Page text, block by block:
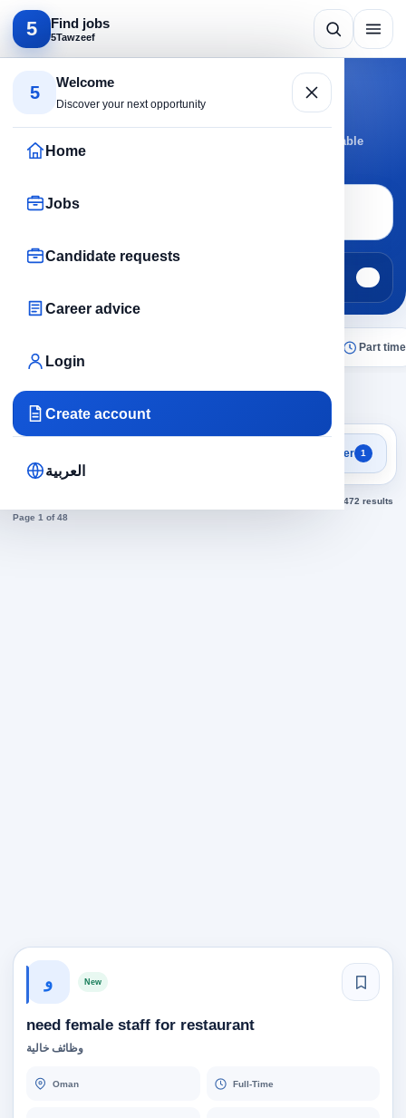
5 Find jobs
5Tawzeef
5
Welcome
Discover your next opportunity
Home
Jobs
Candidate requests
Career advice
Login
Create account
العربية
Search by specialty
Vacant jobs
Browse Vacant jobs by active cities and roles to reach suitable
opportunities faster.
Part time
Vacant× Clear all
Focused search results
Vacant jobs Filter 1
472 results
Page 1 of 48
و New
need female staff for restaurant
وظائف خالية
Oman Full-Time